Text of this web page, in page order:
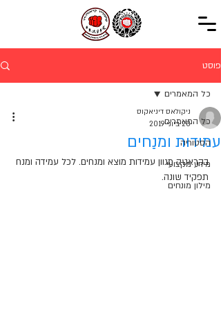
פוסט
כל המאמרים
הסטוריה
מידע מקצועי
מילון מונחים
כל המאמרים
עמידות ומנַחים
ניקולאס דיניאקוס
20 ביוני 2019
בקראטה מגוון עמידות מוצא ומנחים. לכל עמידה ומנח
תפקיד שונה.